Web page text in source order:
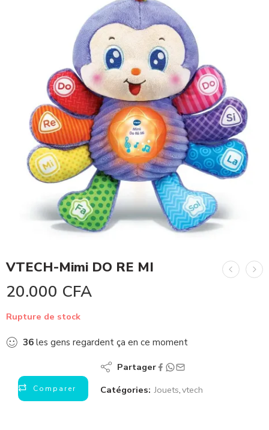
VTECH-Mimi DO RE MI
20.000 CFA
Rupture de stock
36 les gens regardent ça en ce moment
Comparer
Partager
Catégories: Jouets,vtech